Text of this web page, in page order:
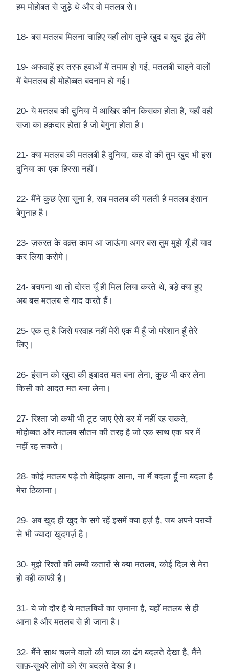
हम मोहोबत से जुड़े थे और वो मतलब से।
18- बस मतलब मिलना चाहिए यहाँ लोग तुम्हे खुद ब खुद ढूंढ लेंगे
19- अफवाहें हर तरफ हवाओं में तमाम हो गई, मतलबी चाहने वालों
में बेमतलब ही मोहोब्बत बदनाम हो गई।
20- ये मतलब की दुनिया में आखिर कौन किसका होता है, यहाँ वही
सजा का हक़दार होता है जो बेगुना होता है।
21- क्या मतलब की मतलबी है दुनिया, कह दो की तुम खुद भी इस
दुनिया का एक हिस्सा नहीं।
22- मैंने कुछ ऐसा सुना है, सब मतलब की गलती है मतलब इंसान
बेगुनाह है।
23- ज़रुरत के वक़्त काम आ जाऊंगा अगर बस तुम मुझे यूँ ही याद
कर लिया करोगे।
24- बचपना था तो दोस्त यूँ ही मिल लिया करते थे, बड़े क्या हुए
अब बस मतलब से याद करते हैं।
25- एक तू है जिसे परवाह नहीं मेरी एक मैं हूँ जो परेशान हूँ तेरे
लिए।
26- इंसान को खुदा की इबादत मत बना लेना, कुछ भी कर लेना
किसी को आदत मत बना लेना।
27- रिश्ता जो कभी भी टूट जाए ऐसे डर में नहीं रह सकते,
मोहोब्बत और मतलब सौतन की तरह है जो एक साथ एक घर में
नहीं रह सकते।
28- कोई मतलब पड़े तो बेझिझक आना, ना मैं बदला हूँ ना बदला है
मेरा ठिकाना।
29- अब खुद ही खुद के सगे रहें इसमें क्या हर्ज़ है, जब अपने परायों
से भी ज्यादा खुदगर्ज़ है।
30- मुझे रिश्तों की लम्बी कतारों से क्या मतलब, कोई दिल से मेरा
हो वही काफी है।
31- ये जो दौर है ये मतलबियों का ज़माना है, यहाँ मतलब से ही
आना है और मतलब से ही जाना है।
32- मैंने साथ चलने वालों की चाल का ढंग बदलते देखा है, मैंने
साफ़-सुथरे लोगों को रंग बदलते देखा है।